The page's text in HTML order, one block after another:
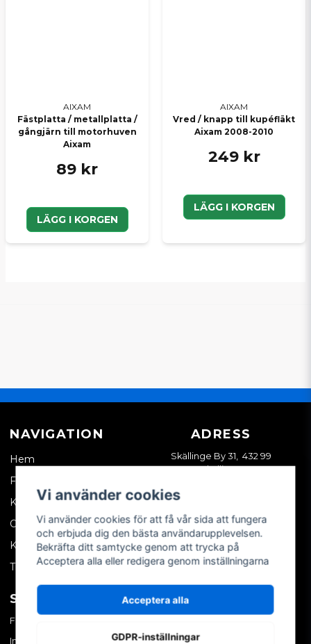
AIXAM
Fästplatta / metallplatta /
gångjärn till motorhuven
Aixam
89 kr
LÄGG I KORGEN
AIXAM
Vred / knapp till kupéfläkt
Aixam 2008-2010
249 kr
LÄGG I KORGEN
NAVIGATION
Hem
Företagskund
Kontakta oss
Om oss
Köpvillkor
Tips & trix
ADRESS
Skällinge By 31, 432 99
Skällinge
SOCIALA MEDIER
Facebook
Instagram
MITT KONTO
Vi använder cookies
Vi använder cookies för att få vår sida att fungera
och erbjuda dig den bästa användarupplevelsen.
Bekräfta ditt samtycke genom att trycka på
Acceptera alla eller redigera genom inställningarna
Acceptera alla
GDPR-inställningar